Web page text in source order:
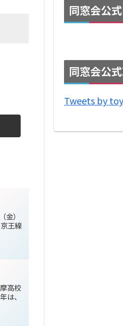
）
王線
高校
は、
同窓会公
同窓会公
Tweets by